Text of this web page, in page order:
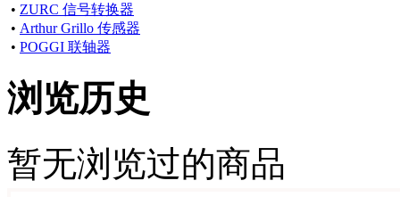
• ZURC 信号转换器
• Arthur Grillo 传感器
• POGGI 联轴器
浏览历史
暂无浏览过的商品